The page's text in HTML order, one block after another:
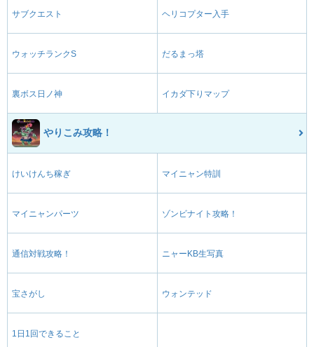
サブクエスト ヘリコプター入手
ウォッチランクS だるまっ塔
裏ボス日ノ神 イカダ下りマップ
やりこみ攻略！
けいけんち稼ぎ マイニャン特訓
マイニャンパーツ ゾンビナイト攻略！
通信対戦攻略！ ニャーKB生写真
宝さがし ウォンテッド
1日1回できること